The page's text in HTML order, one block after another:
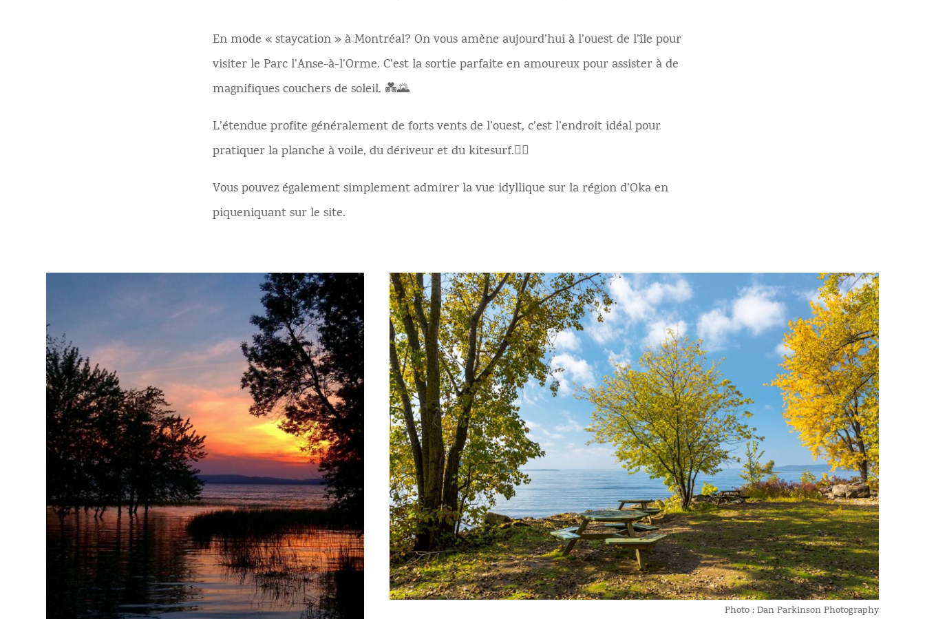
En mode « staycation » à Montréal? On vous amène aujourd’hui à l’ouest de l’île pour
visiter le Parc l’Anse-à-l’Orme. C’est la sortie parfaite en amoureux pour assister à de
magnifiques couchers de soleil. 💑🌄
L’étendue profite généralement de forts vents de l’ouest, c’est l’endroit idéal pour
pratiquer la planche à voile, du dériveur et du kitesurf.🏄‍♀‍
Vous pouvez également simplement admirer la vue idyllique sur la région d’Oka en
piqueniquant sur le site.
Photo : Dan Parkinson Photography